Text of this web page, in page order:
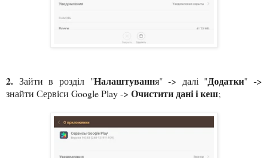
2. Зайти в розділ "Налаштування" -> далі "Додатки" ->
знайти Сервіси Google Play -> Очистити дані і кеш;